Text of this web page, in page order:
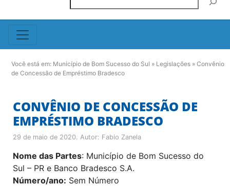
Você está em: Município de Bom Sucesso do Sul » Legislações » Convênio
de Concessão de Empréstimo Bradesco
CONVÊNIO DE CONCESSÃO DE
EMPRÉSTIMO BRADESCO
29 de maio de 2020. Autor: Fabio Zanela
Nome das Partes: Município de Bom Sucesso do
Sul – PR e Banco Bradesco S.A.
Número/ano: Sem Número